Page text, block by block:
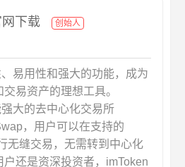
下载
创始人
易用性和强大的功能，成为
易资产的理想工具。
大的去中心化交易所
，用户可以在支持的
无缝交易，无需转到中心化
还是资深投资者，imToken